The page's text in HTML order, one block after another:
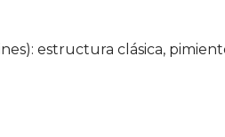
estructura clásica,